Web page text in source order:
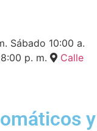
Sábado 10:00 a.
p. m.
Calle
y